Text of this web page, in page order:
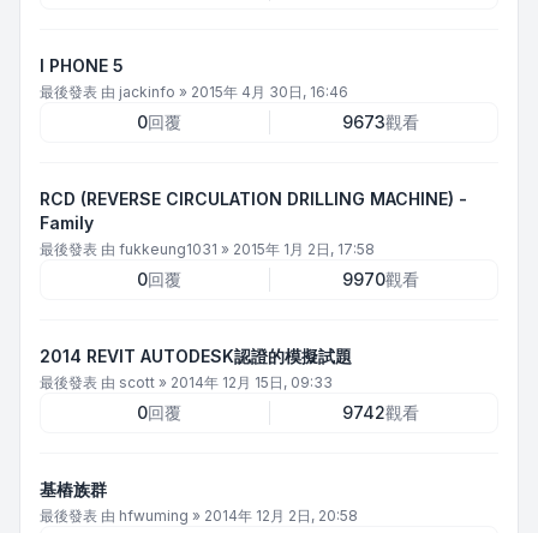
I PHONE 5
最後發表 由 jackinfo » 2015年 4月 30日, 16:46
0回覆 9673觀看
RCD (REVERSE CIRCULATION DRILLING MACHINE) -
Family
最後發表 由 fukkeung1031 » 2015年 1月 2日, 17:58
0回覆 9970觀看
2014 REVIT AUTODESK認證的模擬試題
最後發表 由 scott » 2014年 12月 15日, 09:33
0回覆 9742觀看
基樁族群
最後發表 由 hfwuming » 2014年 12月 2日, 20:58